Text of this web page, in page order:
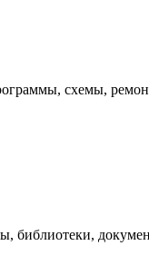
схемы,